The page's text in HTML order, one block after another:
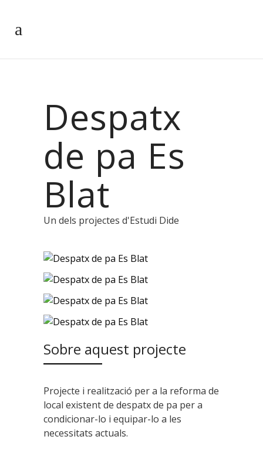
Despatx
de pa Es
Blat
Un dels projectes d'Estudi Dide
Sobre aquest projecte
Projecte i realització per a la reforma de
local existent de despatx de pa per a
condicionar-lo i equipar-lo a les
necessitats actuals.